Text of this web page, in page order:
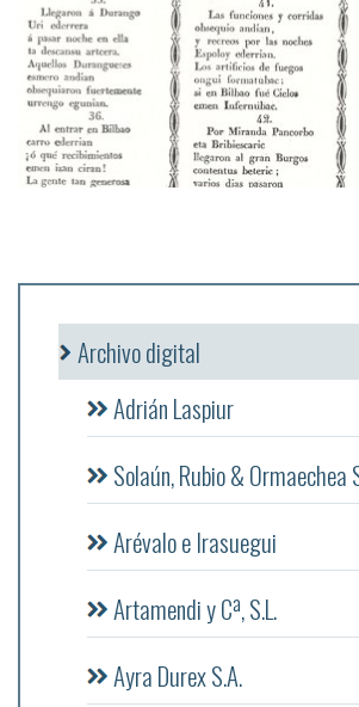
Archivo digital
Adrián Laspiur
Solaún, Rubio & Ormaechea
Arévalo e Irasuegui
Artamendi y Cª, S.L.
Ayra Durex S.A.